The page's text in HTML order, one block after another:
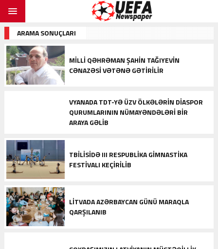
ARAMA SONUÇLARI
MILLI QƏHRƏMAN ŞAHIN TAĞIYEVIN
CƏNAZƏSI VƏTƏNƏ GƏTIRILIR
VYANADA TDT-YƏ ÜZV ÖLKƏLƏRIN DIASPOR
QURUMLARININ NÜMAYƏNDƏLƏRI BIR
ARAYA GƏLIB
TBILISIDƏ III RESPUBLIKA GIMNASTIKA
FESTIVALI KEÇIRILIB
LITVADA AZƏRBAYCAN GÜNÜ MARAQLA
QARŞILANIB